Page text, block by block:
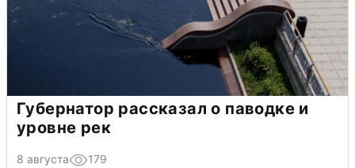
Губернатор рассказал о паводке и
уровне рек
8 августа 179